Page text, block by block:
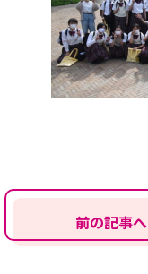
前の記事へ